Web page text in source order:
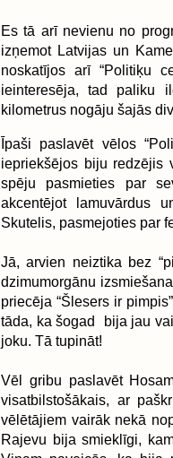
Es tā arī nevienu no
izņemot Latvijas un
noskatījos arī “Politiķu
ieinteresēja, tad paliku
kilometrus nogāju šajās
Īpaši paslavēt vēlos
iepriekšējos biju redzējis
spēju pasmieties par
akcentējot lamuvārdus
Skutelis, pasmejoties par
Jā, arvien neiztika bez
dzimumorgānu
priecēja “Šlesers ir
tāda, ka šogad
bija jau
joku. Tā tupināt!
Vēl gribu paslavēt
visatbilstošākais, ar
vēlētājiem vairāk nekā
Rajevu bija smieklīgi,